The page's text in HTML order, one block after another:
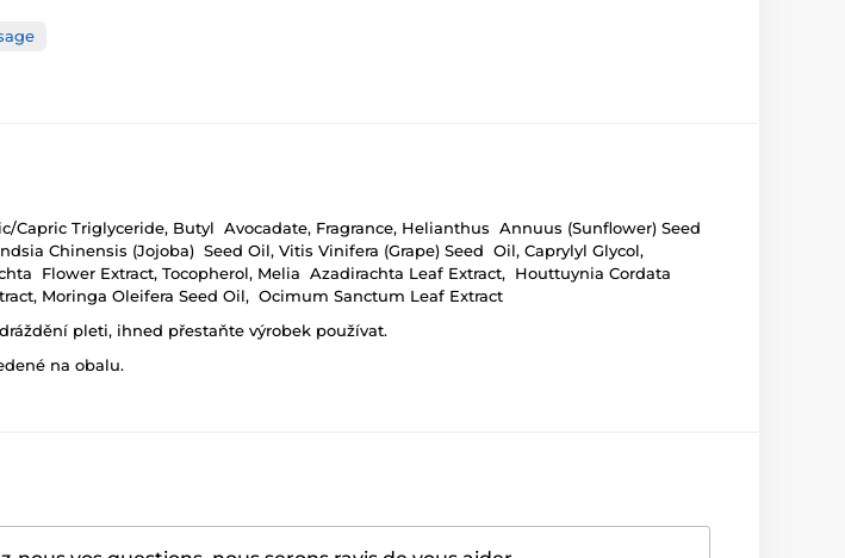
Triglyceride, Butyl Avocadate, Fragrance, Helianthus Annuus (Sunflower) Seed
Chinensis (Jojoba) Seed Oil, Vitis Vinifera (Grape) Seed Oil, Caprylyl Glycol,
Flower Extract, Tocopherol, Melia Azadirachta Leaf Extract, Houttuynia Cordata
Moringa Oleifera Seed Oil, Ocimum Sanctum Leaf Extract
pleti, ihned přestaňte výrobek používat.
na obalu.